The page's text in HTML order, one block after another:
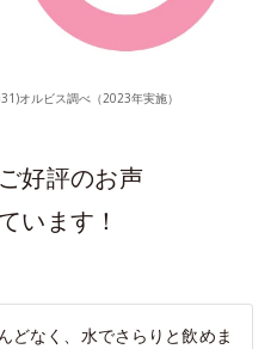
オルビス調べ（2023年実施）
好評のお声
います！
どなく、水でさらりと飲めま